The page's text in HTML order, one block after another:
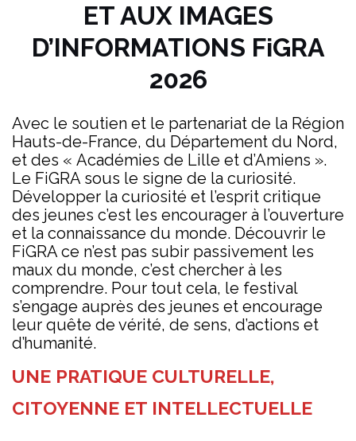
ET AUX IMAGES
D’INFORMATIONS FiGRA
2026
Avec le soutien et le partenariat de la Région
Hauts-de-France, du Département du Nord,
et des « Académies de Lille et d’Amiens ».
Le FiGRA sous le signe de la curiosité.
Développer la curiosité et l’esprit critique
des jeunes c’est les encourager à l’ouverture
et la connaissance du monde. Découvrir le
FiGRA ce n’est pas subir passivement les
maux du monde, c’est chercher à les
comprendre. Pour tout cela, le festival
s’engage auprès des jeunes et encourage
leur quête de vérité, de sens, d’actions et
d’humanité.
UNE PRATIQUE CULTURELLE,
CITOYENNE ET INTELLECTUELLE